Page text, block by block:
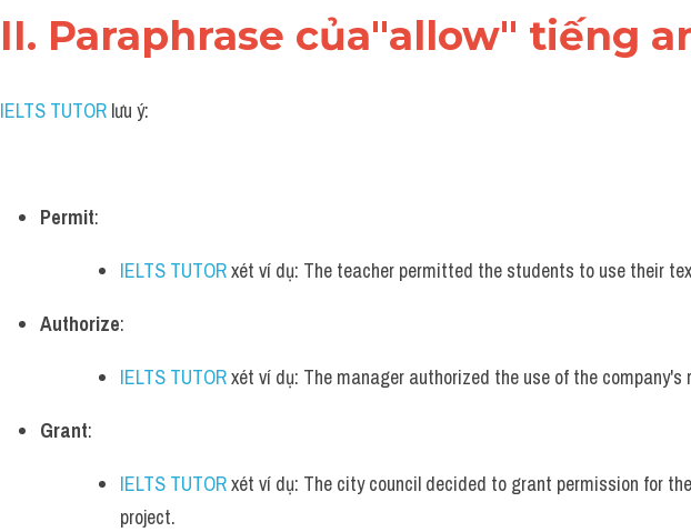
II. Paraphrase của"allow" tiếng
IELTS TUTOR lưu ý:
Permit:
IELTS TUTOR xét ví dụ: The teacher permitted the students to use their
Authorize:
IELTS TUTOR xét ví dụ: The manager authorized the use of the company's
Grant:
IELTS TUTOR xét ví dụ: The city council decided to grant permission for
project.